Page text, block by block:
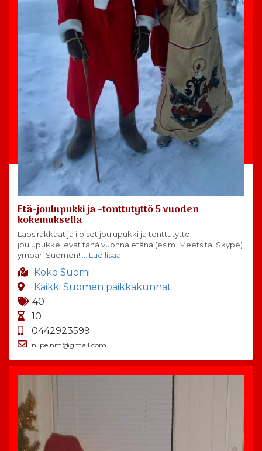
Etä-joulupukki ja -tonttutyttö 5 vuoden
kokemuksella
Lapsirakkaat ja iloiset joulupukki ja tonttutyttö
joulupukkeilevat tänä vuonna etänä (esim. Meets tai Skype)
ympäri Suomen! … Lue lisää
Koko Suomi
Kaikki Suomen paikkakunnat
40
10
0442923599
nilpe.nm@gmail.com